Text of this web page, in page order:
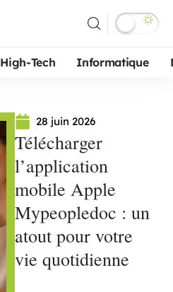
High-Tech Informatique
28 juin 2026
Télécharger
l’application
mobile Apple
Mypeopledoc : un
atout pour votre
vie quotidienne